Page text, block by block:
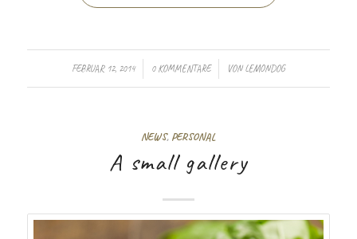
FEBRUAR 12, 2014
/ 0 KOMMENTARE
/ VONLEMONDOG
NEWS, PERSONAL
A small gallery